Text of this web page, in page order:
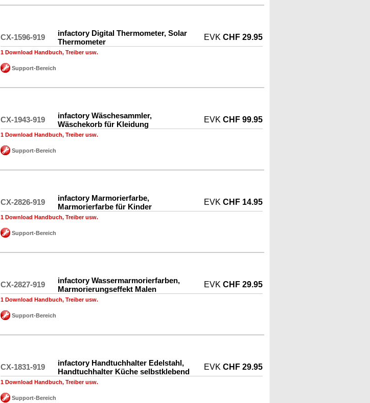
CX-1596-919
infactory Digital Thermometer, Solar
Thermometer
EVK CHF 29.95
1 Download Handbuch, Treiber usw.
Support-Bereich
CX-1943-919
infactory Wäschesammler,
Wäschekorb für Kleidung
EVK CHF 99.95
1 Download Handbuch, Treiber usw.
Support-Bereich
CX-2826-919
infactory Marmorierfarbe,
Marmorierfarbe für Kinder
EVK CHF 14.95
1 Download Handbuch, Treiber usw.
Support-Bereich
CX-2827-919
infactory Wassermarmorierfarben,
Marmorierungseffekt Malen
EVK CHF 29.95
1 Download Handbuch, Treiber usw.
Support-Bereich
CX-1831-919
infactory Handtuchhalter Edelstahl,
Handtuchhalter Küche selbstklebend
EVK CHF 29.95
1 Download Handbuch, Treiber usw.
Support-Bereich